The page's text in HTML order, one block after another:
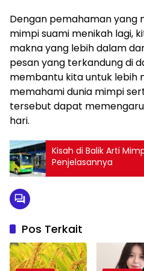
Dengan pemahaman yang
mimpi suami menikah lagi,
makna yang lebih dalam
pesan yang terkandung di
membantu kita untuk lebih
memahami dunia mimpi
tersebut dapat
hari.
Kisah di Balik Arti
Penjelasannya
Pos Terkait